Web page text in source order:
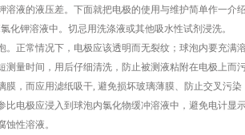
液的液压差。下面就把电极的使用与维护简单作一介绍
钾溶液中。切忌用洗涤液或其他吸水性试剂浸洗。
常情况下，电极应该透明而无裂纹；球泡内要充满溶
时间，用后仔细清洗，防止被测液粘附在电极上而污
而应用滤纸吸干, 避免损坏玻璃薄膜、防止交叉污染
极应浸入到球泡内氯化物缓冲溶液中，避免电计显示
性溶液。